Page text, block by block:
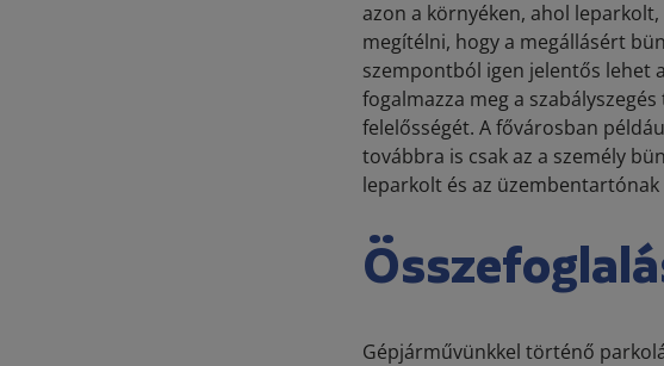
azon a környéken, ahol
megítélni, hogy a megállásért
szempontból igen jelentős lehet
fogalmazza meg a
felelősségét. A fővárosban
továbbra is csak az a személy
leparkolt és az
Gépjárművünkkel történő